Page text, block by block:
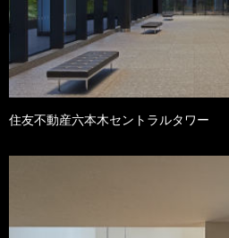
住友不動産六本木セントラルタワー